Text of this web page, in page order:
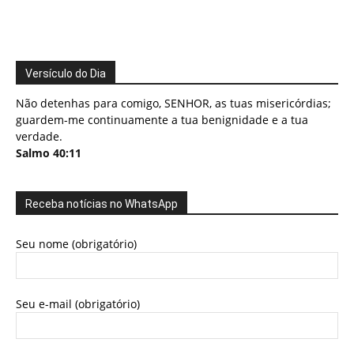
Versículo do Dia
Não detenhas para comigo, SENHOR, as tuas misericórdias;
guardem-me continuamente a tua benignidade e a tua
verdade.
Salmo 40:11
Receba notícias no WhatsApp
Seu nome (obrigatório)
Seu e-mail (obrigatório)